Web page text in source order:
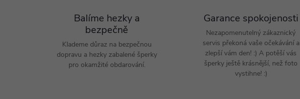
Balíme hezky a
bezpečně
Klademe důraz na bezpečnou
dopravu a hezky zabalené šperky
pro okamžité obdarování.
Garance spokojenosti
Nezapomenutelný zákaznický
servis překoná vaše očekávání a
zlepší vám den! :) A potěší vás
šperky ještě krásnější, než foto
vystihne! :)